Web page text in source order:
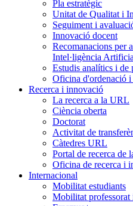
Pla estratègic
Unitat de Qualitat i
Seguiment i
Innovació docent
Recomanacions per
Intel·ligència
Estudis analítics i de
Oficina d'ordenació i
Recerca i innovació
La recerca a la URL
Ciència oberta
Doctorat
Activitat de
Càtedres URL
Portal de recerca de
Oficina de recerca i
Internacional
Mobilitat estudiants
Mobilitat